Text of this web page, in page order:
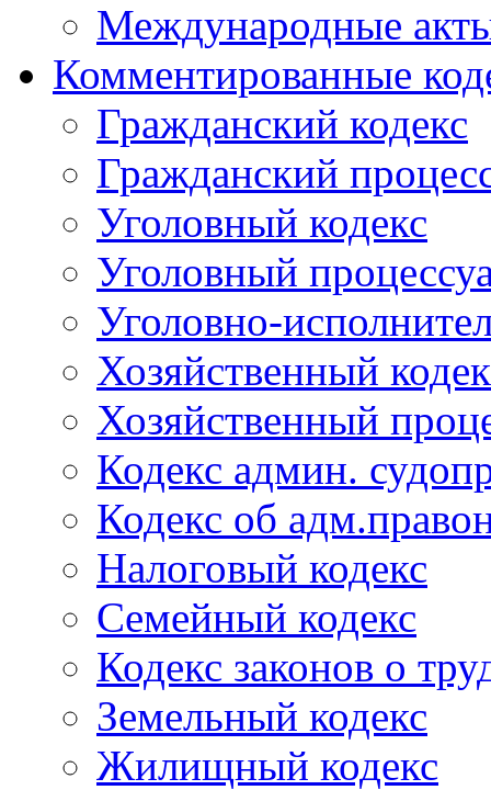
Международные
Комментированные
Гражданский кодекс
Гражданский
Уголовный кодекс
Уголовный
Уголовно-
Хозяйственный
Хозяйственный
Кодекс админ.
Кодекс об
Налоговый кодекс
Семейный кодекс
Кодекс законов о
Земельный кодекс
Жилищный кодекс